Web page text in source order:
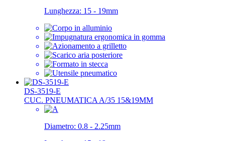
Lunghezza: 15 - 19mm
DS-3519-E
CUC. PNEUMATICA A/35 15&19MM
Diametro: 0.8 - 2.25mm